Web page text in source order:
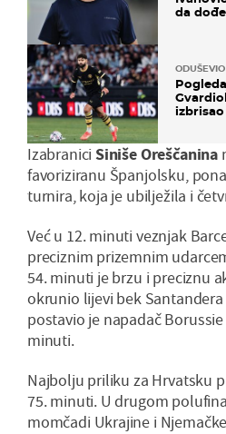
da
ODUŠEVIO
Izabranici SinišeOreščanina
favoriziranu Španjolsku,
turnira, koja je ubilježila i
Već u 12. minuti veznjak
preciznim prizemnim
54. minuti je brzu i preciznu
okrunio lijevi bek
postavio je napadač
minuti.
Najbolju priliku za Hrvatsku
75. minuti. U drugom
momčadi Ukrajine i